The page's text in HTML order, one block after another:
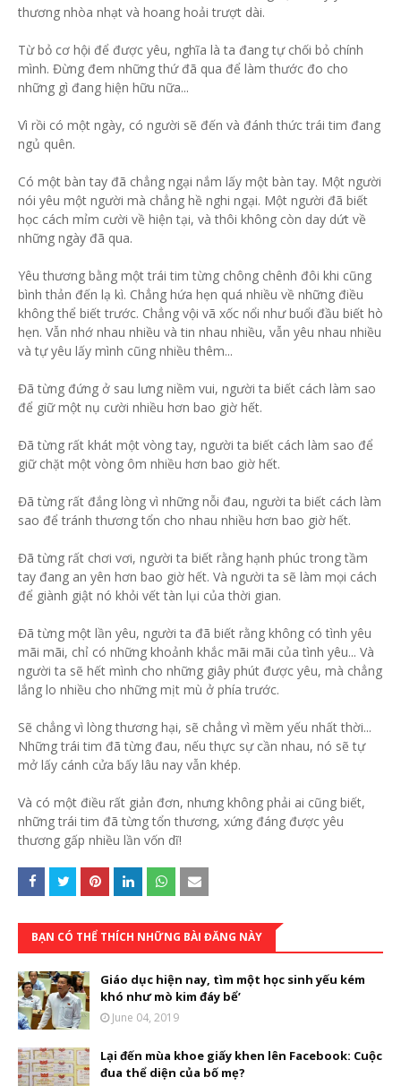
thương nhòa nhạt và hoang hoải trượt dài.
Từ bỏ cơ hội để được yêu, nghĩa là ta đang tự chối bỏ chính
mình. Đừng đem những thứ đã qua để làm thước đo cho
những gì đang hiện hữu nữa...
Vì rồi có một ngày, có người sẽ đến và đánh thức trái tim đang
ngủ quên.
Có một bàn tay đã chẳng ngại nắm lấy một bàn tay. Một người
nói yêu một người mà chẳng hề nghi ngại. Một người đã biết
học cách mỉm cười về hiện tại, và thôi không còn day dứt về
những ngày đã qua.
Yêu thương bằng một trái tim từng chông chênh đôi khi cũng
bình thản đến lạ kì. Chẳng hứa hẹn quá nhiều về những điều
không thể biết trước. Chẳng vội vã xốc nổi như buổi đầu biết hò
hẹn. Vẫn nhớ nhau nhiều và tin nhau nhiều, vẫn yêu nhau nhiều
và tự yêu lấy mình cũng nhiều thêm...
Đã từng đứng ở sau lưng niềm vui, người ta biết cách làm sao
để giữ một nụ cười nhiều hơn bao giờ hết.
Đã từng rất khát một vòng tay, người ta biết cách làm sao để
giữ chặt một vòng ôm nhiều hơn bao giờ hết.
Đã từng rất đắng lòng vì những nỗi đau, người ta biết cách làm
sao để tránh thương tổn cho nhau nhiều hơn bao giờ hết.
Đã từng rất chơi vơi, người ta biết rằng hạnh phúc trong tầm
tay đang an yên hơn bao giờ hết. Và người ta sẽ làm mọi cách
để giành giật nó khỏi vết tàn lụi của thời gian.
Đã từng một lần yêu, người ta đã biết rằng không có tình yêu
mãi mãi, chỉ có những khoảnh khắc mãi mãi của tình yêu... Và
người ta sẽ hết mình cho những giây phút được yêu, mà chẳng
lắng lo nhiều cho những mịt mù ở phía trước.
Sẽ chẳng vì lòng thương hại, sẽ chẳng vì mềm yếu nhất thời...
Những trái tim đã từng đau, nếu thực sự cần nhau, nó sẽ tự
mở lấy cánh cửa bấy lâu nay vẫn khép.
Và có một điều rất giản đơn, nhưng không phải ai cũng biết,
những trái tim đã từng tổn thương, xứng đáng được yêu
thương gấp nhiều lần vốn dĩ!
BẠN CÓ THỂ THÍCH NHỮNG BÀI ĐĂNG NÀY
Giáo dục hiện nay, tìm một học sinh yếu kém
khó như mò kim đáy bể’
June 04, 2019
Lại đến mùa khoe giấy khen lên Facebook: Cuộc
đua thể diện của bố mẹ?